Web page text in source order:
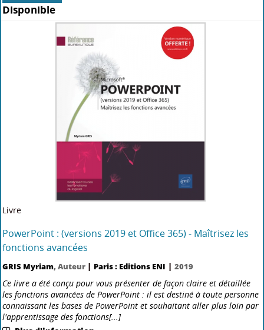
Photoshop CC : Edition 2017
Didier Mazier, Philippe Perraud, Auteur|Paris : Editions ENI
2018
Ce livre de la collection vBook se compose d'un guide complet pour
apprendre l'ensemble des fonctionnalités du logiciel de retouche
d'images Photoshop CC et d'un complément sous forme de vidéo sur
la réalisation de plus de vingt cas d'usage. Liv[...]
Plus d'information...
Nouveauté
Ajoutez avis